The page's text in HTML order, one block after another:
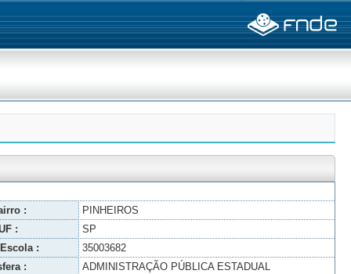
:
PINHEIROS
:
SP
:
35003682
:
ADMINISTRAÇÃO PÚBLICA ESTADUAL